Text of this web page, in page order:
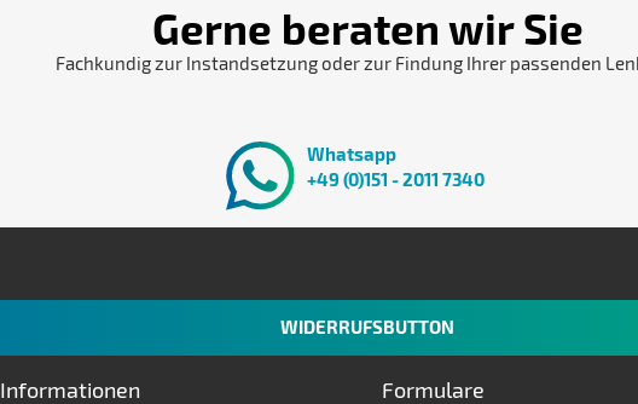
Gerne beraten wir Sie
Fachkundig zur Instandsetzung oder zur Findung Ihrer passenden
Whatsapp
+49 (0)151 - 2011 7340
WIDERRUFSBUTTON
Informationen Formulare